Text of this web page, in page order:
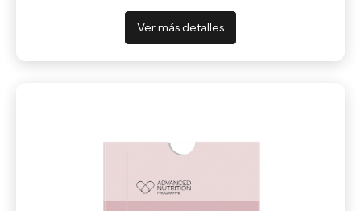
Ver más detalles